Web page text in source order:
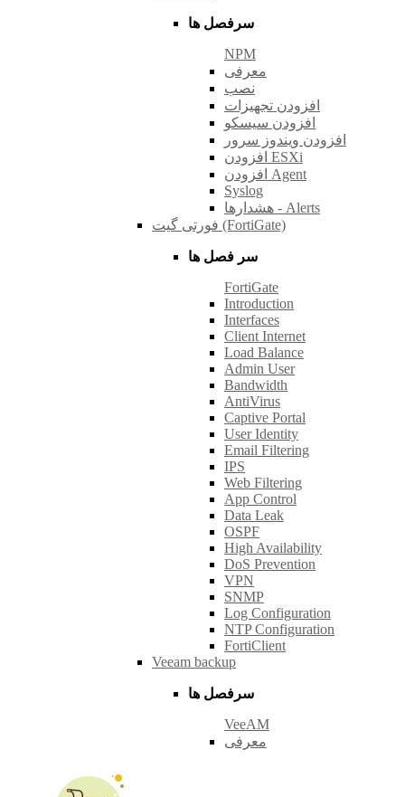
سرفصل ها
NPM
معرفی
نصب
افزودن تجهیزات
افزودن سیسکو
افزودن ویندوز سرور
افزودن ESXi
افزودن Agent
Syslog
هشدارها - Alerts
فورتی گیت (FortiGate)
سر فصل ها
FortiGate
Introduction
Interfaces
Client Internet
Load Balance
Admin User
Bandwidth
AntiVirus
Captive Portal
User Identity
Email Filtering
IPS
Web Filtering
App Control
Data Leak
OSPF
High Availability
DoS Prevention
VPN
SNMP
Log Configuration
NTP Configuration
FortiClient
Veeam backup
سرفصل ها
VeeAM
معرفی